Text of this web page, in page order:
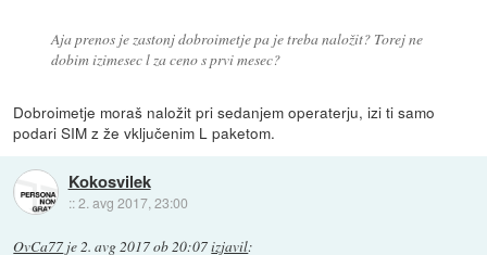
Aja prenos je zastonj dobroimetje pa je treba naložit? Torej ne
dobim izimesec l za ceno s prvi mesec?
Dobroimetje moraš naložit pri sedanjem operaterju, izi ti samo
podari SIM z že vključenim L paketom.
Kokosvilek
::2. avg 2017, 23:00
OvCa77 je2. avg 2017 ob 20:07izjavil: